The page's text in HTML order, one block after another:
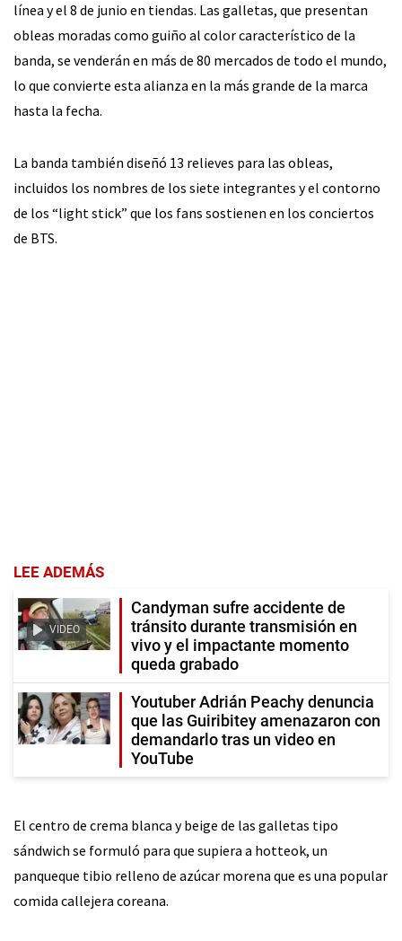
línea y el 8 de junio en tiendas. Las galletas, que presentan
obleas moradas como guiño al color característico de la
banda, se venderán en más de 80 mercados de todo el mundo,
lo que convierte esta alianza en la más grande de la marca
hasta la fecha.
La banda también diseñó 13 relieves para las obleas,
incluidos los nombres de los siete integrantes y el contorno
de los “light stick” que los fans sostienen en los conciertos
de BTS.
LEE ADEMÁS
VIDEO
Candyman sufre accidente de
tránsito durante transmisión en
vivo y el impactante momento
queda grabado
Youtuber Adrián Peachy denuncia
que las Guiribitey amenazaron con
demandarlo tras un video en
YouTube
El centro de crema blanca y beige de las galletas tipo
sándwich se formuló para que supiera a hotteok, un
panqueque tibio relleno de azúcar morena que es una popular
comida callejera coreana.